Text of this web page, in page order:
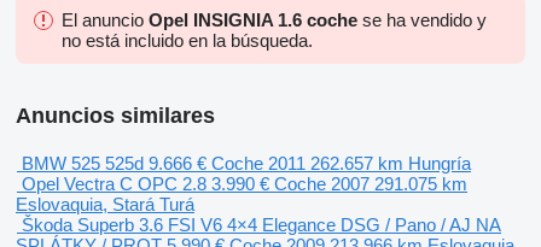
El anuncio Opel INSIGNIA 1.6 coche se ha vendido y
no está incluido en la búsqueda.
Anuncios similares
BMW 525 525d 9.666 € Coche 2011 262.657 km Hungría
Opel Vectra C OPC 2.8 3.990 € Coche 2007 291.075 km
Eslovaquia, Stará Turá
Škoda Superb 3.6 FSI V6 4×4 Elegance DSG / Pano / AJ NA